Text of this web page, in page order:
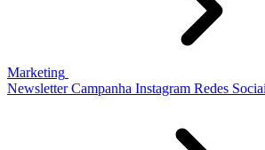
Marketing
Newsletter Campanha Instagram Redes